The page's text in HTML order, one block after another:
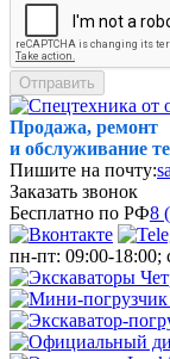
Отправить
Продажа, ремонт
и обслуживание
Пишите на почту:
Заказать звонок
Бесплатно по РФ8
пн-пт: 09:00-18:00;